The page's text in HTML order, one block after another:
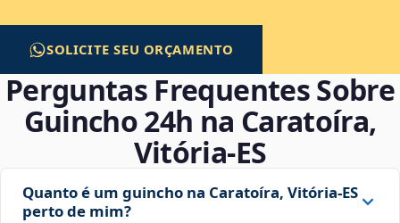
SOLICITE SEU ORÇAMENTO
Perguntas Frequentes Sobre
Guincho 24h na Caratoíra,
Vitória‑ES
Quanto é um guincho na Caratoíra, Vitória‑ES
perto de mim?